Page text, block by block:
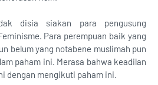
disia siakan para pengusung
Para perempuan baik yang
belum yang notabene muslimah pun
paham ini. Merasa bahwa keadilan
dengan mengikuti paham ini.